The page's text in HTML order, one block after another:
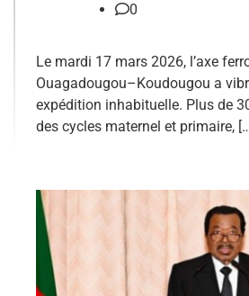
0
Le mardi 17 mars 2026, l’axe
Ouagadougou–Koudougou a
expédition inhabituelle. Plus de
des cycles maternel et primaire,